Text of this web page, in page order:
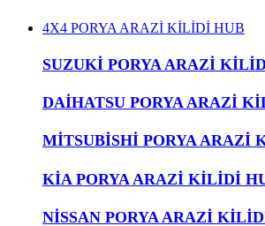
4X4 PORYA ARAZİ KİLİDİ HUB
SUZUKİ PORYA ARAZİ
DAİHATSU PORYA ARAZİ
MİTSUBİSHİ PORYA ARAZİ
KİA PORYA ARAZİ KİLİDİ
NİSSAN PORYA ARAZİ